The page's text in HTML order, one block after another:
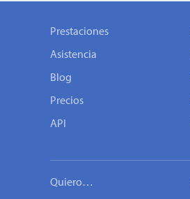
Prestaciones
Asistencia
Blog
Precios
API
Quiero…